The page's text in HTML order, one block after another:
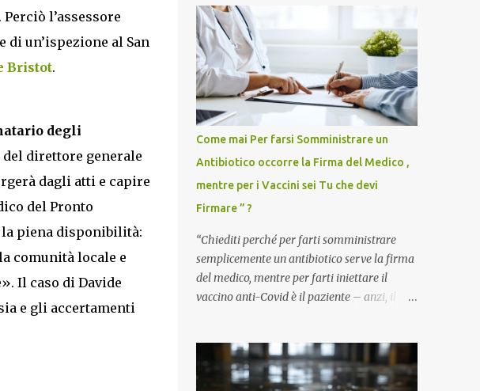
l’assessore
un’ispezione al San
Bristot.
degli
direttore generale
dagli atti e capire
del Pronto
piena disponibilità:
comunità locale e
Il caso di Davide
e gli accertamenti
Come mai Per farsi Somministrare un
Antibiotico occorre la Firma del Medico ,
mentre per i Vaccini sei Tu che devi
Firmare ” ?
“Chiediti perché per farti somministrare
semplicemente un antibiotico serve la firma
del medico, mentre per farti iniettare il
vaccino anti-Covid è il paziente – anzi, il
domanda tanto semplice quanto devastante
quella posta dal dottor Andrea Stramezzi,